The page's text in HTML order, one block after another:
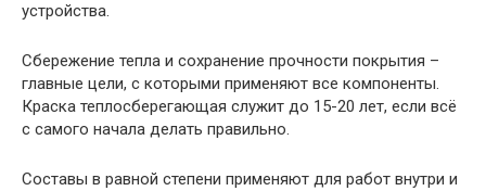
устройства.
Сбережение тепла и сохранение прочности покрытия –
главные цели, с которыми применяют все компоненты.
Краска теплосберегающая служит до 15-20 лет, если всё
с самого начала делать правильно.
Составы в равной степени применяют для работ внутри и